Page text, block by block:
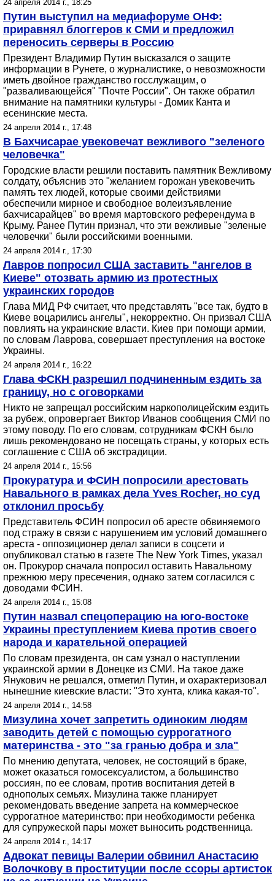
24 апреля 2014 г., 18:25
Путин выступил на медиафоруме ОНФ:
приравнял блоггеров к СМИ и предложил
переносить серверы в Россию
Президент Владимир Путин высказался о защите
информации в Рунете, о журналистике, о невозможности
иметь двойное гражданство госслужащим, о
"разваливающейся" "Почте России". Он также обратил
внимание на памятники культуры - Домик Канта и
есенинские места.
24 апреля 2014 г., 17:48
В Бахчисарае увековечат вежливого "зеленого
человечка"
Городские власти решили поставить памятник Вежливому
солдату, объяснив это "желанием горожан увековечить
память тех людей, которые своими действиями
обеспечили мирное и свободное волеизъявление
бахчисарайцев" во время мартовского референдума в
Крыму. Ранее Путин признал, что эти вежливые "зеленые
человечки" были российскими военными.
24 апреля 2014 г., 17:30
Лавров попросил США заставить "ангелов в
Киеве" отозвать армию из протестных
украинских городов
Глава МИД РФ считает, что представлять "все так, будто в
Киеве воцарились ангелы", некорректно. Он призвал США
повлиять на украинские власти. Киев при помощи армии,
по словам Лаврова, совершает преступления на востоке
Украины.
24 апреля 2014 г., 16:22
Глава ФСКН разрешил подчиненным ездить за
границу, но с оговорками
Никто не запрещал российским наркополицейским ездить
за рубеж, опровергает Виктор Иванов сообщения СМИ по
этому поводу. По его словам, сотрудникам ФСКН было
лишь рекомендовано не посещать страны, у которых есть
соглашение с США об экстрадиции.
24 апреля 2014 г., 15:56
Прокуратура и ФСИН попросили арестовать
Навального в рамках дела Yves Rocher, но суд
отклонил просьбу
Представитель ФСИН попросил об аресте обвиняемого
под стражу в связи с нарушением им условий домашнего
ареста - оппозиционер делал записи в соцсети и
опубликовал статью в газете The New York Times, указал
он. Прокурор сначала попросил оставить Навальному
прежнюю меру пресечения, однако затем согласился с
доводами ФСИН.
24 апреля 2014 г., 15:08
Путин назвал спецоперацию на юго-востоке
Украины преступлением Киева против своего
народа и карательной операцией
По словам президента, он сам узнал о наступлении
украинской армии в Донецке из СМИ. На такое даже
Янукович не решался, отметил Путин, и охарактеризовал
нынешние киевские власти: "Это хунта, клика какая-то".
24 апреля 2014 г., 14:58
Мизулина хочет запретить одиноким людям
заводить детей с помощью суррогатного
материнства - это "за гранью добра и зла"
По мнению депутата, человек, не состоящий в браке,
может оказаться гомосексуалистом, а большинство
россиян, по ее словам, против воспитания детей в
однополых семьях. Мизулина также планирует
рекомендовать введение запрета на коммерческое
суррогатное материнство: при необходимости ребенка
для супружеской пары может выносить родственница.
24 апреля 2014 г., 14:17
Адвокат певицы Валерии обвинил Анастасию
Волочкову в проституции после ссоры артисток